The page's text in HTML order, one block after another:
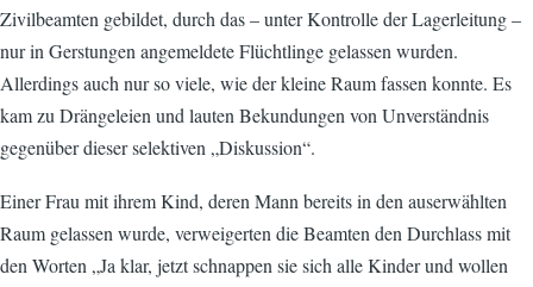
Zivilbeamten gebildet, durch das – unter Kontrolle der Lagerleitung –
nur in Gerstungen angemeldete Flüchtlinge gelassen wurden.
Allerdings auch nur so viele, wie der kleine Raum fassen konnte. Es
kam zu Drängeleien und lauten Bekundungen von Unverständnis
gegenüber dieser selektiven „Diskussion“.
Einer Frau mit ihrem Kind, deren Mann bereits in den auserwählten
Raum gelassen wurde, verweigerten die Beamten den Durchlass mit
den Worten „Ja klar, jetzt schnappen sie sich alle Kinder und wollen